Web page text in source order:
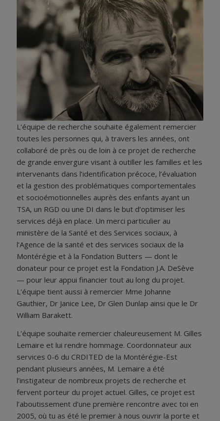
L’équipe de recherche souhaite également remercier
toutes les personnes qui, à travers les années, ont
collaboré de près ou de loin à ce projet de recherche
de grande envergure visant à outiller les familles et les
intervenants dans l’identification précoce, l’évaluation
et la gestion des problématiques comportementales
et socioémotionnelles auprès des enfants ayant un
TSA, un RGD ou une DI dans le but d’optimiser les
services déjà en place. Un merci particulier au
ministère de la Santé et des Services sociaux, à
l’Agence de la santé et des services sociaux de la
Montérégie et à la Fondation Butters — dont le
donateur pour ce projet est la Fondation J.A. DeSève
— pour leur appui financier tout au long du projet.
L’équipe tient aussi à remercier Mme Johanne
Gauthier, Dr Janice Lee, Dr Glen Dunlap ainsi que le Dr
William Barakett.
L’équipe souhaite remercier chaleureusement M. Gilles
Lemaire et lui rendre hommage. Coordonnateur aux
services 0-6 du CRDITED de la Montérégie-Est
pendant plusieurs années, M. Lemaire a été
l’instigateur de nombreux projets de recherche et
fervent porteur du projet actuel. Gilles, ce projet est
l’aboutissement d’une première rencontre avec toi en
2005, où tu as été le premier à nous ouvrir la porte et